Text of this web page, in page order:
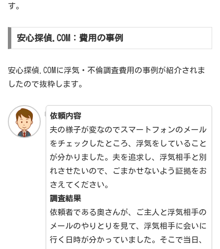
す。
安心探偵.COM：費用の事例
安心探偵.COMに浮気・不倫調査費用の事例が紹介されま
したので抜粋します。
依頼内容
夫の様子が変なのでスマートフォンのメール
をチェックしたところ、浮気をしていること
が分かりました。夫を追求し、浮気相手と別
れさせたいので、ごまかせないよう証拠をお
さえてください。
調査結果
依頼者である奥さんが、ご主人と浮気相手の
メールのやりとりを見て、浮気相手に会いに
行く日時が分かっていました。そこで当日、